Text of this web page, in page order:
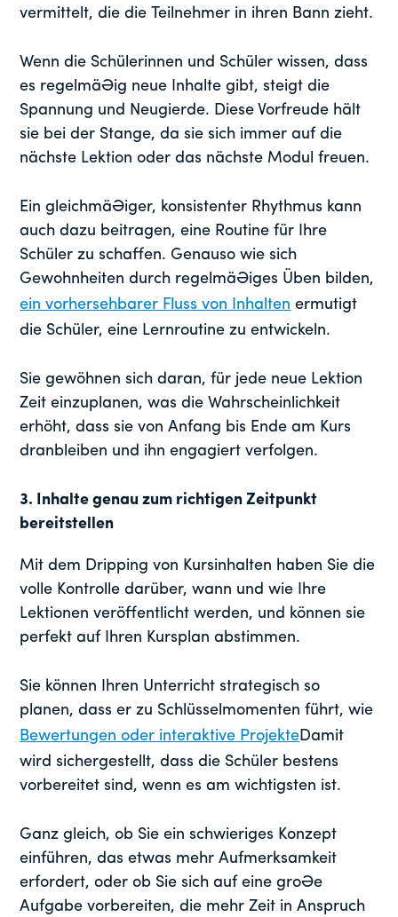
vermittelt, die die Teilnehmer in ihren Bann zieht.
Wenn die Schülerinnen und Schüler wissen, dass
es regelmäßig neue Inhalte gibt, steigt die
Spannung und Neugierde. Diese Vorfreude hält
sie bei der Stange, da sie sich immer auf die
nächste Lektion oder das nächste Modul freuen.
Ein gleichmäßiger, konsistenter Rhythmus kann
auch dazu beitragen, eine Routine für Ihre
Schüler zu schaffen. Genauso wie sich
Gewohnheiten durch regelmäßiges Üben bilden,
ein vorhersehbarer Fluss von Inhalten ermutigt
die Schüler, eine Lernroutine zu entwickeln.
Sie gewöhnen sich daran, für jede neue Lektion
Zeit einzuplanen, was die Wahrscheinlichkeit
erhöht, dass sie von Anfang bis Ende am Kurs
dranbleiben und ihn engagiert verfolgen.
3. Inhalte genau zum richtigen Zeitpunkt
bereitstellen
Mit dem Dripping von Kursinhalten haben Sie die
volle Kontrolle darüber, wann und wie Ihre
Lektionen veröffentlicht werden, und können sie
perfekt auf Ihren Kursplan abstimmen.
Sie können Ihren Unterricht strategisch so
planen, dass er zu Schlüsselmomenten führt, wie
Bewertungen oder interaktive ProjekteDamit
wird sichergestellt, dass die Schüler bestens
vorbereitet sind, wenn es am wichtigsten ist.
Ganz gleich, ob Sie ein schwieriges Konzept
einführen, das etwas mehr Aufmerksamkeit
erfordert, oder ob Sie sich auf eine große
Aufgabe vorbereiten, die mehr Zeit in Anspruch